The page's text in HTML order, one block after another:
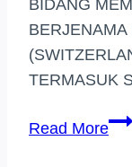
BIDANG
BERJENAMA
TERMASUK
Read More